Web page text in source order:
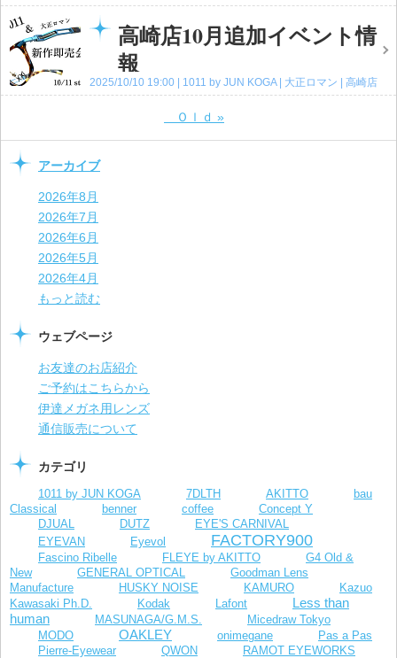
高崎店10月追加イベント情
報
2025/10/10 19:00 1011 by JUN KOGA 大正ロマン
高崎店
コメント(0)
Ｏｌｄ »
アーカイブ
2026年8月
2026年7月
2026年6月
2026年5月
2026年4月
もっと読む
ウェブページ
お友達のお店紹介
ご予約はこちらから
伊達メガネ用レンズ
通信販売について
カテゴリ
1011 by JUN KOGA 7DLTH AKITTO
bau
Classical
benner coffee Concept Y
DJUAL DUTZ
EYE'S CARNIVAL
EYEVAN
Eyevol FACTORY900
Fascino Ribelle FLEYE by AKITTO
G4 Old &
New
GENERAL OPTICAL
Goodman Lens
Manufacture
HUSKY NOISE KAMURO
Kazuo
Kawasaki Ph.D.
Kodak Lafont
Less than
human
MASUNAGA/G.M.S.
Micedraw Tokyo
MODO
OAKLEY onimegane
Pas a Pas
Pierre-Eyewear
QWON RAMOT EYEWORKS